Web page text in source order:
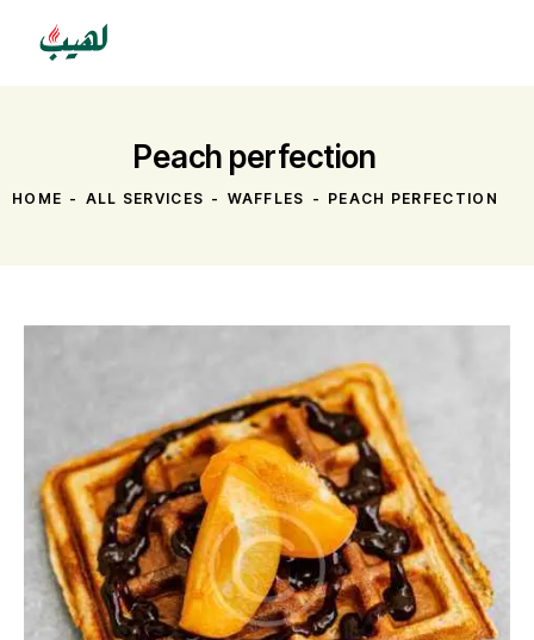
Peach perfection
HOME ALL SERVICES WAFFLES PEACH PERFECTION